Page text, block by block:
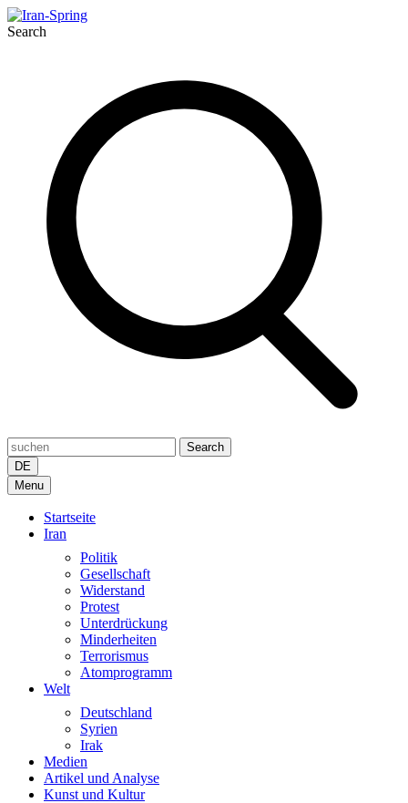
Search
Search
DE
Menu
Startseite
Iran
Politik
Gesellschaft
Widerstand
Protest
Unterdrückung
Minderheiten
Terrorismus
Atomprogramm
Welt
Deutschland
Syrien
Irak
Medien
Artikel und Analyse
Kunst und Kultur